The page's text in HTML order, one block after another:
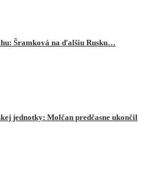
Šramková na ďalšiu Rusku…
jednotky: Molčan predčasne ukončil